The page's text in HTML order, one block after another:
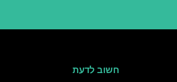
חשוב לדעת